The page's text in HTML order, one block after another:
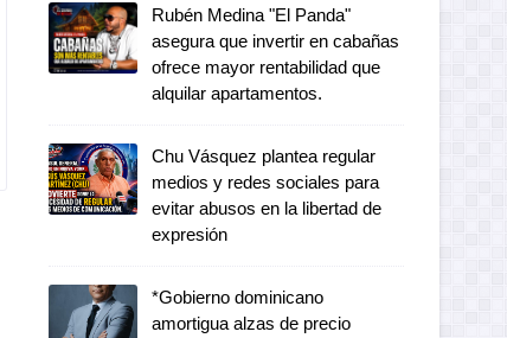
Rubén Medina "El Panda"
asegura que invertir en cabañas
ofrece mayor rentabilidad que
alquilar apartamentos.
Chu Vásquez plantea regular
medios y redes sociales para
evitar abusos en la libertad de
expresión
*Gobierno dominicano
amortigua alzas de precio